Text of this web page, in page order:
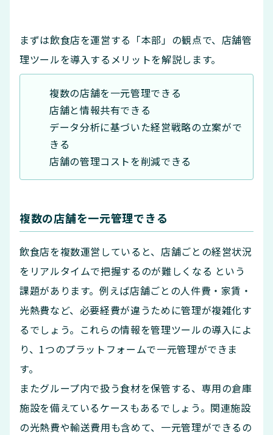
まずは飲食店を運営する「本部」の観点で、店舗管
理ツールを導入するメリットを解説します。
複数の店舗を一元管理できる
店舗と情報共有できる
データ分析に基づいた経営戦略の立案がで
きる
店舗の管理コストを削減できる
複数の店舗を一元管理できる
飲食店を複数運営していると、店舗ごとの経営状況
をリアルタイムで把握するのが難しくなる という
課題があります。例えば店舗ごとの人件費・家賃・
光熱費など、必要経費が違うために管理が複雑化す
るでしょう。これらの情報を管理ツールの導入によ
り、1つのプラットフォームで一元管理ができま
す。
またグループ内で扱う食材を保管する、専用の倉庫
施設を備えているケースもあるでしょう。関連施設
の光熱費や輸送費用も含めて、一元管理ができるの